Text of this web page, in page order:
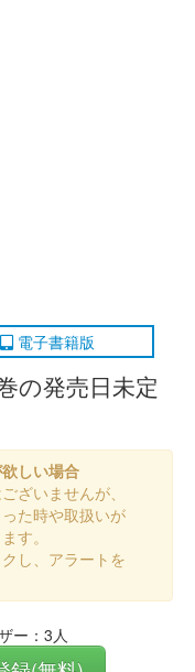
電子書籍版
の発売日未定
しい場合
ざいませんが、
た時や取扱いが
す。
し、アラートを
ー：3人